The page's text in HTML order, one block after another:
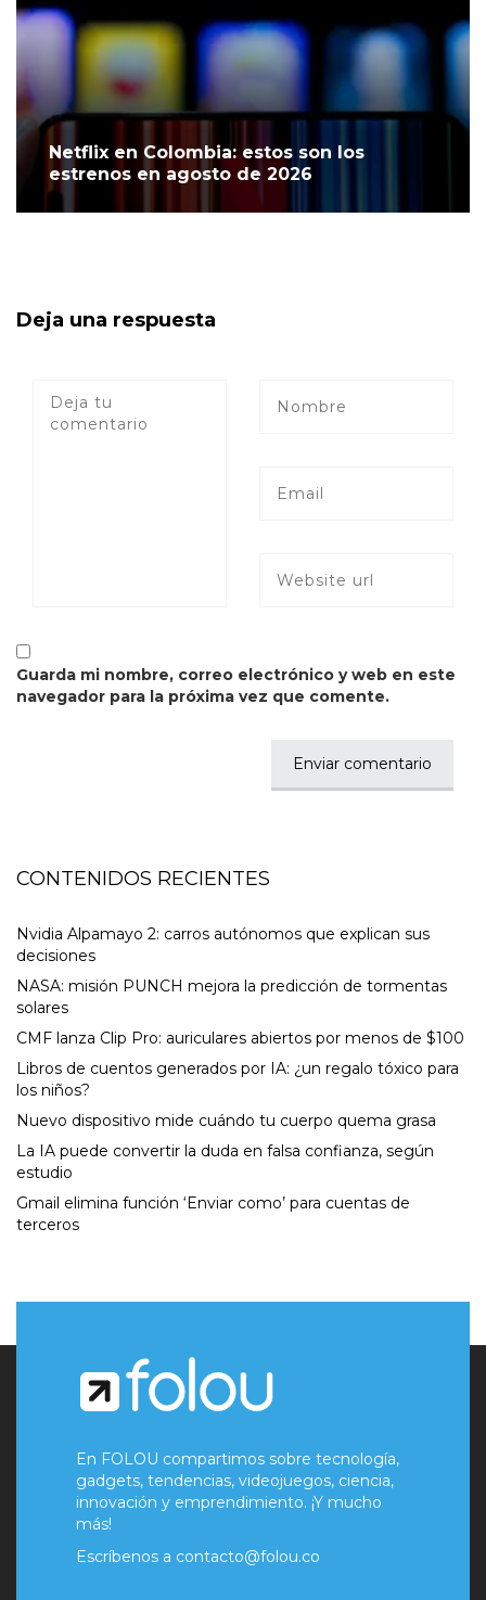
Netflix en Colombia: estos son los
estrenos en agosto de 2026
Deja una respuesta
Guarda mi nombre, correo electrónico y web en este
navegador para la próxima vez que comente.
CONTENIDOS RECIENTES
Nvidia Alpamayo 2: carros autónomos que explican sus
decisiones
NASA: misión PUNCH mejora la predicción de tormentas
solares
CMF lanza Clip Pro: auriculares abiertos por menos de $100
Libros de cuentos generados por IA: ¿un regalo tóxico para
los niños?
Nuevo dispositivo mide cuándo tu cuerpo quema grasa
La IA puede convertir la duda en falsa confianza, según
estudio
Gmail elimina función ‘Enviar como’ para cuentas de
terceros
En FOLOU compartimos sobre tecnología,
gadgets, tendencias, videojuegos, ciencia,
innovación y emprendimiento. ¡Y mucho
más!
Escríbenos a contacto@folou.co